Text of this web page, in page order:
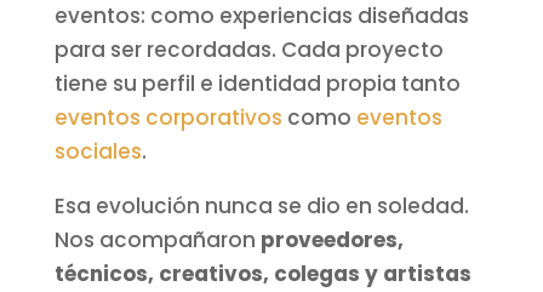
eventos: como experiencias diseñadas
para ser recordadas. Cada proyecto
tiene su perfil e identidad propia tanto
eventos corporativos como eventos
sociales.
Esa evolución nunca se dio en soledad.
Nos acompañaron proveedores,
técnicos, creativos, colegas y artistas